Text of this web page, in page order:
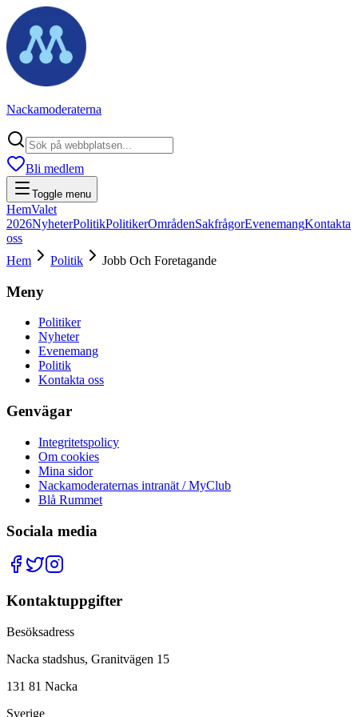
Nackamoderaterna
Bli medlem
Toggle menu
HemValet
2026NyheterPolitikPolitikerOmrådenSakfrågorEvenemangKontakta
oss
Hem
Politik Jobb Och Foretagande
Meny
Politiker
Nyheter
Evenemang
Politik
Kontakta oss
Genvägar
Integritetspolicy
Om cookies
Mina sidor
Nackamoderaternas intranät / MyClub
Blå Rummet
Sociala media
Kontaktuppgifter
Besöksadress
Nacka stadshus, Granitvägen 15
131 81 Nacka
Sverige